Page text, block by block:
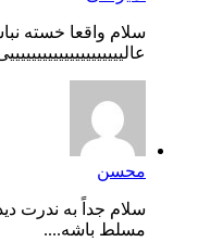
سلام واقعا خسته
محسن
سلام جداً به ندرت
مسلط باشه....